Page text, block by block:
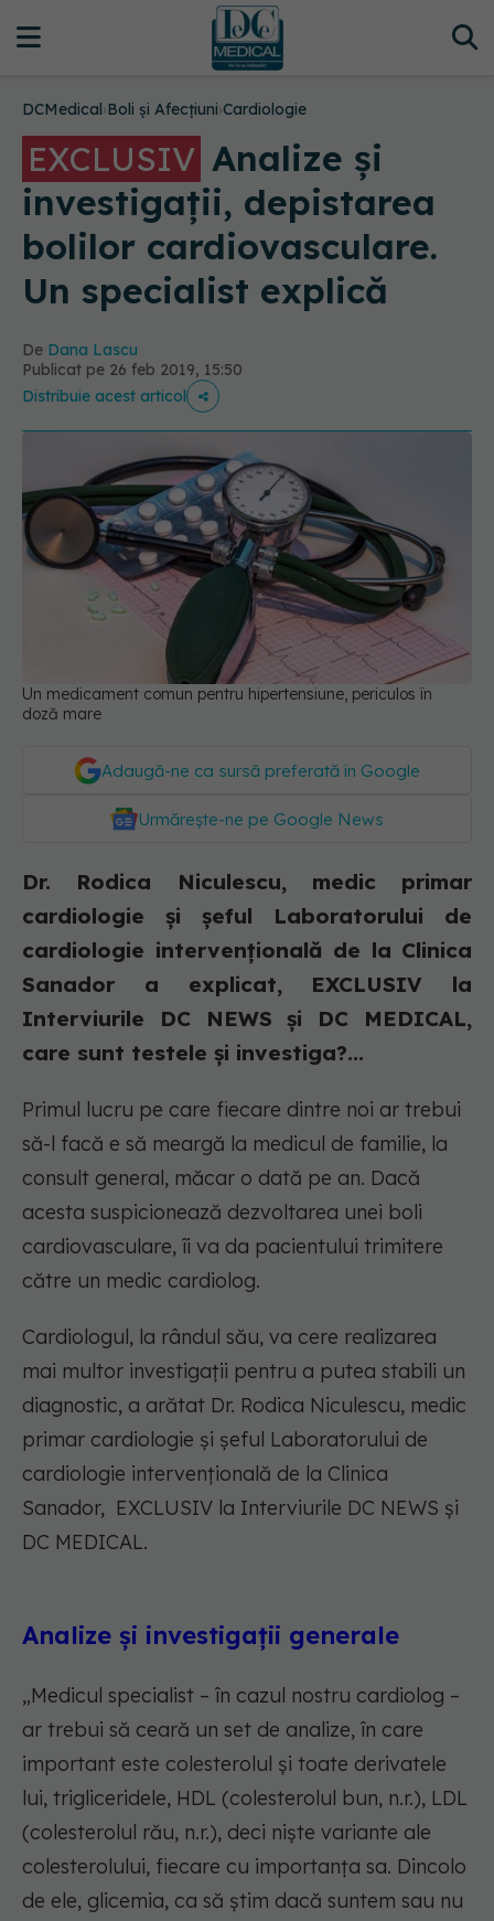
DCMedical›Boli și Afecțiuni›Cardiologie
EXCLUSIV Analize și
investigații, depistarea
bolilor cardiovasculare.
Un specialist explică
De Dana Lascu
Publicat pe 26 feb 2019, 15:50
Distribuie acest articol
Un medicament comun pentru hipertensiune, periculos în
doză mare
Adaugă-ne ca sursă preferată în Google
Urmărește-ne pe Google News
Dr. Rodica Niculescu, medic primar
cardiologie și șeful Laboratorului de
cardiologie intervențională de la Clinica
Sanador a explicat, EXCLUSIV la
Interviurile DC NEWS și DC MEDICAL,
care sunt testele și investiga?...
Primul lucru pe care fiecare dintre noi ar trebui
să-l facă e să meargă la medicul de familie, la
consult general, măcar o dată pe an. Dacă
acesta suspicionează dezvoltarea unei boli
cardiovasculare, îi va da pacientului trimitere
către un medic cardiolog.
Cardiologul, la rândul său, va cere realizarea
mai multor investigații pentru a putea stabili un
diagnostic, a arătat Dr. Rodica Niculescu, medic
primar cardiologie și șeful Laboratorului de
cardiologie intervențională de la Clinica
Sanador, EXCLUSIV la Interviurile DC NEWS și
DC MEDICAL.
Analize și investigații generale
„Medicul specialist – în cazul nostru cardiolog –
ar trebui să ceară un set de analize, în care
important este colesterolul și toate derivatele
lui, trigliceridele, HDL (colesterolul bun, n.r.), LDL
(colesterolul rău, n.r.), deci niște variante ale
colesterolului, fiecare cu importanța sa. Dincolo
de ele, glicemia, ca să știm dacă suntem sau nu